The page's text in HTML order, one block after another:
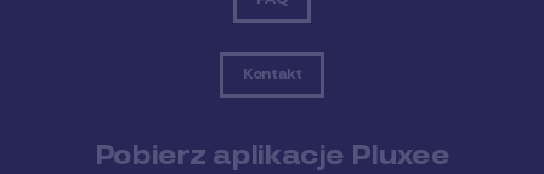
Kontakt
Pobierz aplikacje Pluxee